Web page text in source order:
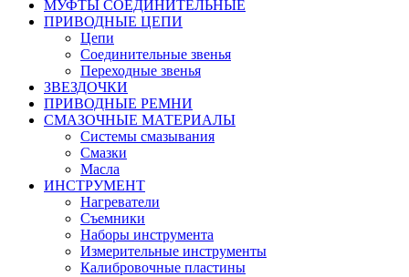
МУФТЫ СОЕДИНИТЕЛЬНЫЕ
ПРИВОДНЫЕ ЦЕПИ
Цепи
Соединительные звенья
Переходные звенья
ЗВЕЗДОЧКИ
ПРИВОДНЫЕ РЕМНИ
СМАЗОЧНЫЕ МАТЕРИАЛЫ
Системы смазывания
Смазки
Масла
ИНСТРУМЕНТ
Нагреватели
Съемники
Наборы инструмента
Измерительные инструменты
Калибровочные пластины